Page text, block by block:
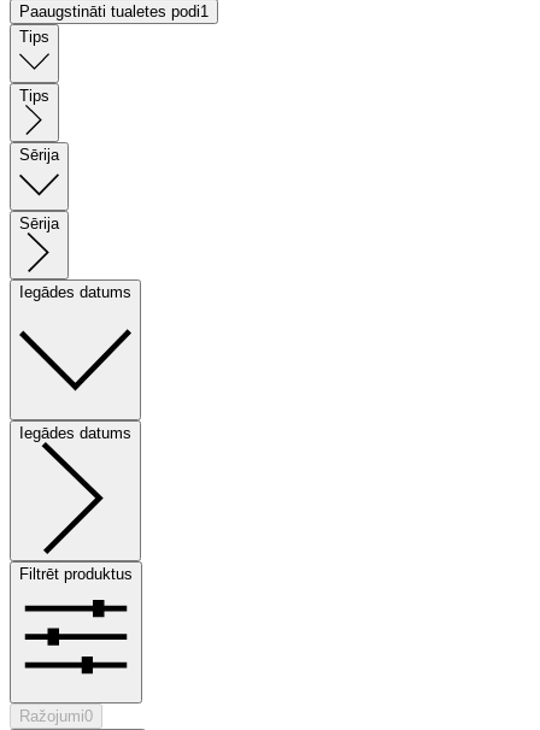
Paaugstināti tualetes podi1
Tips
Tips
Sērija
Sērija
Iegādes datums
Iegādes datums
Filtrēt produktus
Ražojumi0